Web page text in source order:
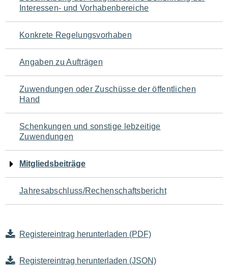
den
Seiteninhalt
Interessen- und Vorhabenbereiche
Konkrete Regelungsvorhaben
Angaben zu Aufträgen
Zuwendungen oder Zuschüsse der öffentlichen
Hand
Schenkungen und sonstige lebzeitige
Zuwendungen
Mitgliedsbeiträge
Jahresabschluss/Rechenschaftsbericht
Registereintrag herunterladen (PDF)
Registereintrag herunterladen (JSON)